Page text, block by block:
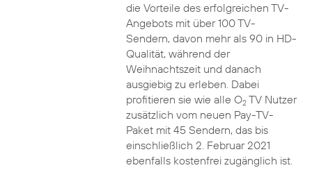
die Vorteile des erfolgreichen TV-
Angebots mit über 100 TV-
Sendern, davon mehr als 90 in HD-
Qualität, während der
Weihnachtszeit und danach
ausgiebig zu erleben. Dabei
profitieren sie wie alle O2TV Nutzer
zusätzlich vom neuen Pay-TV-
Paket mit 45 Sendern, das bis
einschließlich 2. Februar 2021
ebenfalls kostenfrei zugänglich ist.